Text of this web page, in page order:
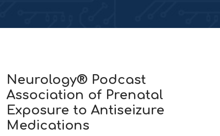
Neurology® Podcast
Association of Prenatal
Exposure to Antiseizure
Medications